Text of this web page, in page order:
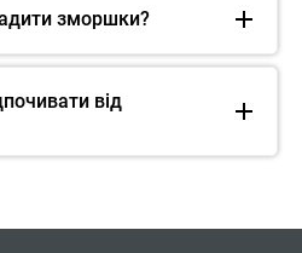
зморшки?
від